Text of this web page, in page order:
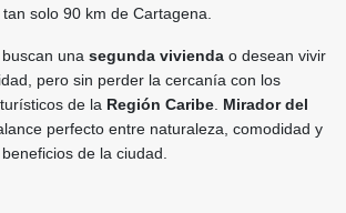
solo 90 km de Cartagena.
una segunda vivienda o desean vivir
pero sin perder la cercanía con los
de la Región Caribe Mirador del
perfecto entre naturaleza, comodidad y
de la ciudad.